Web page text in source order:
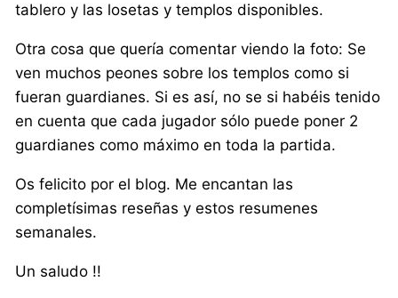
tablero y las losetas y templos disponibles.
Otra cosa que quería comentar viendo la foto: Se
ven muchos peones sobre los templos como si
fueran guardianes. Si es así, no se si habéis tenido
en cuenta que cada jugador sólo puede poner 2
guardianes como máximo en toda la partida.
Os felicito por el blog. Me encantan las
completísimas reseñas y estos resumenes
semanales.
Un saludo !!